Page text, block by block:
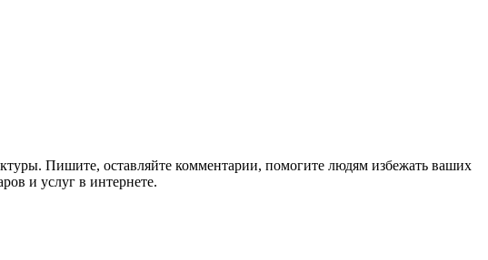
Пишите, оставляйте комментарии, помогите людям избежать ваших
и услуг в интернете.